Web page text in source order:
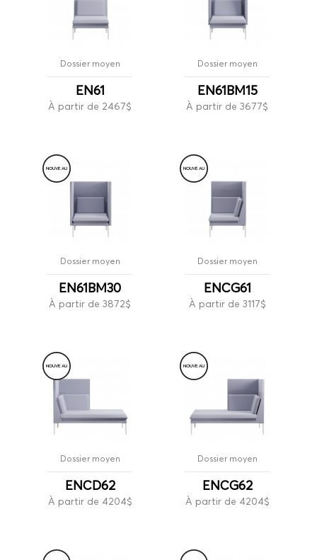
Dossier moyen
EN61
À partir de 2467$
Dossier moyen
EN61BM15
À partir de 3677$
NOUVEAU
Dossier moyen
EN61BM30
À partir de 3872$
NOUVEAU
Dossier moyen
ENCG61
À partir de 3117$
NOUVEAU
Dossier moyen
ENCD62
À partir de 4204$
NOUVEAU
Dossier moyen
ENCG62
À partir de 4204$